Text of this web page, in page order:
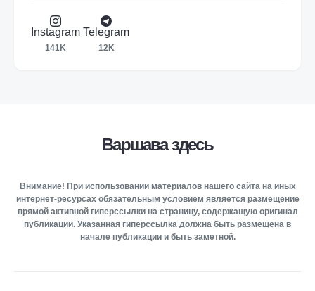
Instagram
141K
Telegram
12K
Варшава здесь
Внимание! При использовании материалов нашего сайта на иных
интернет-ресурсах обязательным условием является размещение
прямой активной гиперссылки на страницу, содержащую оригинал
публикации. Указанная гиперссылка должна быть размещена в
начале публикации и быть заметной.